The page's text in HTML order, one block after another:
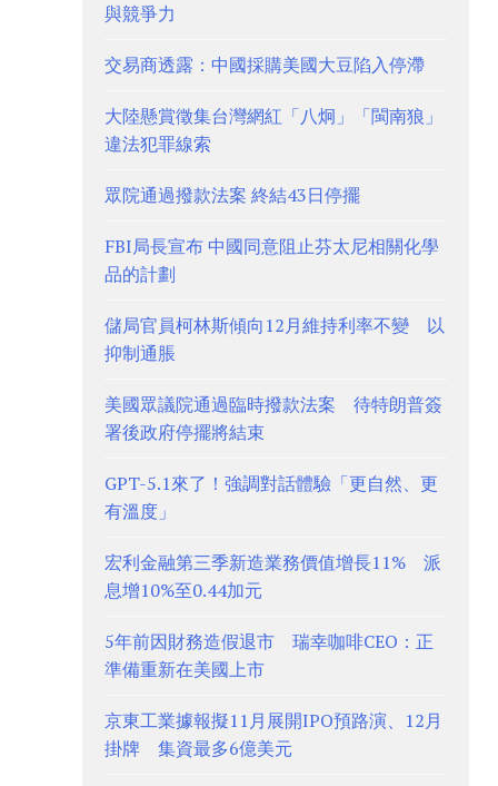
與競爭力
交易商透露：中國採購美國大豆陷入停滯
大陸懸賞徵集台灣網紅「八炯」「閩南狼」
違法犯罪線索
眾院通過撥款法案 終結43日停擺
FBI局長宣布 中國同意阻止芬太尼相關化學
品的計劃
儲局官員柯林斯傾向12月維持利率不變 以
抑制通脹
美國眾議院通過臨時撥款法案 待特朗普簽
署後政府停擺將結束
GPT-5.1來了！強調對話體驗「更自然、更
有溫度」
宏利金融第三季新造業務價值增長11% 派
息增10%至0.44加元
5年前因財務造假退市 瑞幸咖啡CEO：正
準備重新在美國上市
京東工業據報擬11月展開IPO預路演、12月
掛牌 集資最多6億美元